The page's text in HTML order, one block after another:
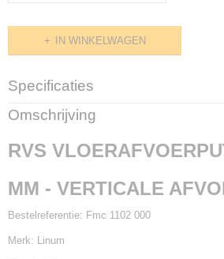
IN WINKELWAGEN
Specificaties
Productcode
Omschrijving
RVS
MM - VERTICALE
Bestelreferentie: Fmc 1102 000
Merk: Linum